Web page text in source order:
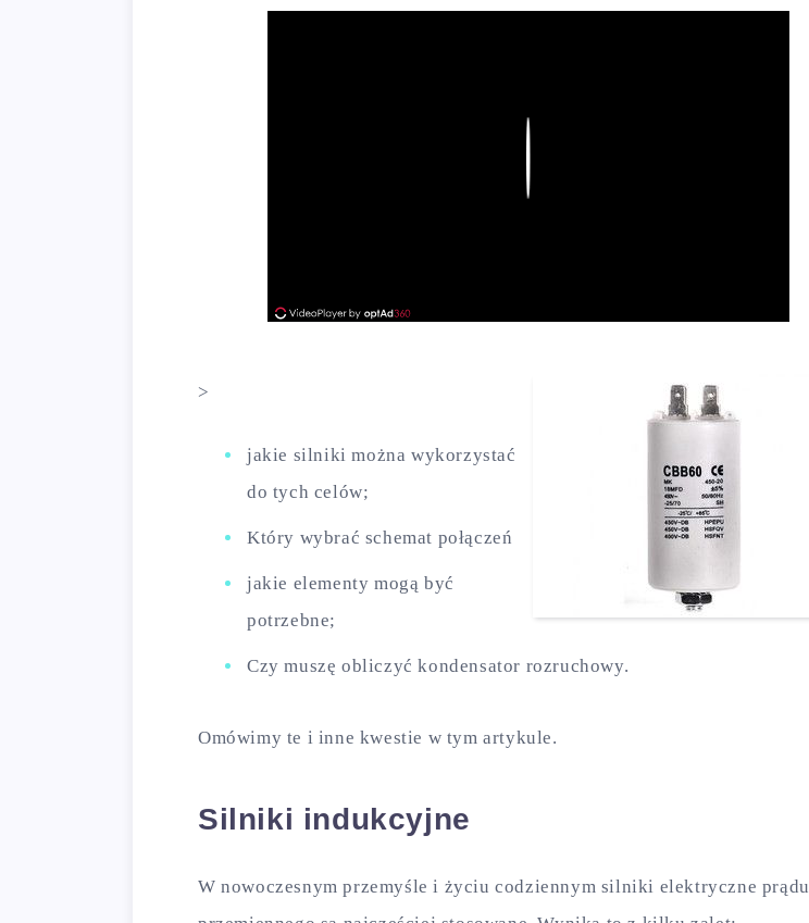
>
jakie silniki można wykorzystać
do tych celów;
Który wybrać schemat połączeń
jakie elementy mogą być
potrzebne;
Czy muszę obliczyć kondensator rozruchowy.
Omówimy te i inne kwestie w tym artykule.
Silniki indukcyjne
W nowoczesnym przemyśle i życiu codziennym silniki elektryczne prądu